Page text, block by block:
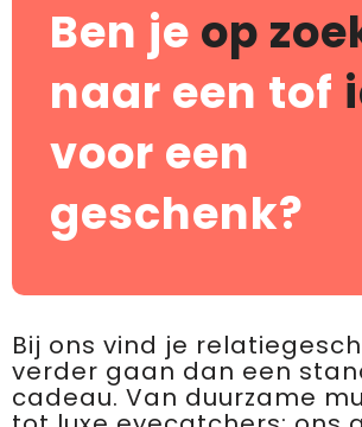
Ben je op
naar een tof
voor een
geschenk?
Bij ons vind je
verder gaan dan een
cadeau. Van duurzame